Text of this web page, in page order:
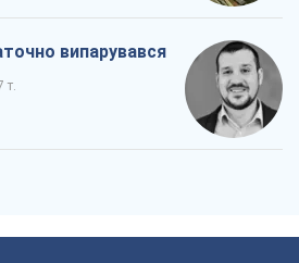
випарувався
т.